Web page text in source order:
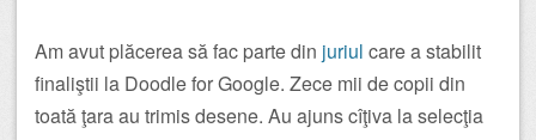
Am avut plăcerea să fac parte din juriul care a stabilit
finaliştii la Doodle for Google. Zece mii de copii din
toată ţara au trimis desene. Au ajuns cîţiva la selecţia